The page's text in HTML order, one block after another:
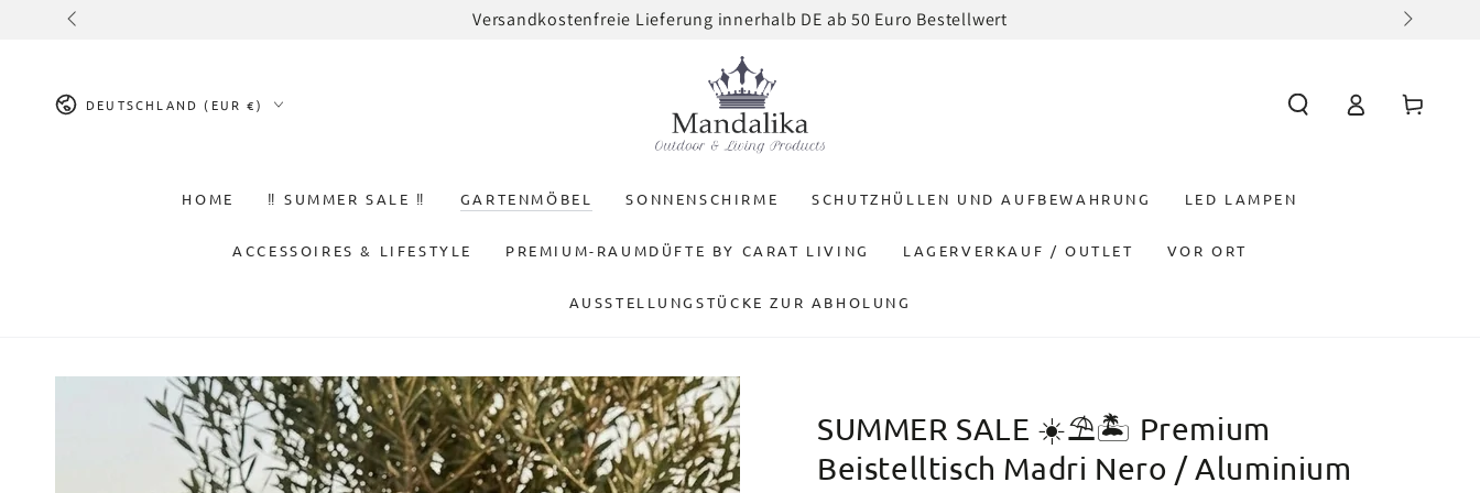
ZUM INHALT
SPRINGEN
Bestellwert Zum Newsletter anmelden und 3% Rabatt erhalten auf eure Gartenmöbel Bestellung mit dem Code
Land/Region
DEUTSCHLAND (EUR €)
HOME ‼️ SUMMER SALE ‼️ GARTENMÖBEL SONNENSCHIRME SCHUTZHÜLLEN UND AUFBEWAHRUNG LED LAMPEN
ACCESSOIRES & LIFESTYLE PREMIUM-RAUMDÜFTE BY CARAT LIVING LAGERVERKAUF / OUTLET VOR ORT
AUSSTELLUNGSTÜCKE ZUR ABHOLUNG
EinloggenWarenkorb
PRODUKTINFORMATIONEN
SPRINGEN
SUMMER SALE ☀️⛱️🏝️ Premium
Beistelltisch Madri Nero / Aluminium